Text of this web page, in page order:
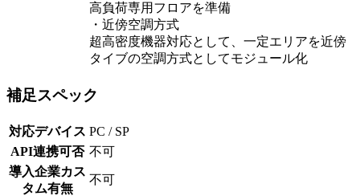
高負荷専用フロアを準備
・近傍空調方式
超高密度機器対応として、一定エリアを近傍
タイブの空調方式としてモジュール化
補足スペック
対応デバイス PC / SP
API連携可否 不可
導入企業カス
タム有無
不可